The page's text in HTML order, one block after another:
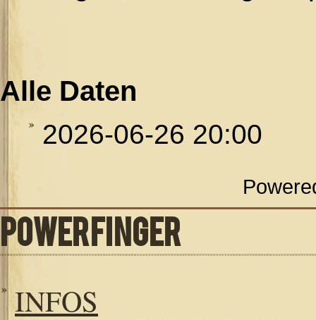
Alle Daten
2026-06-26 20:00
POWERFINGER
INFOS